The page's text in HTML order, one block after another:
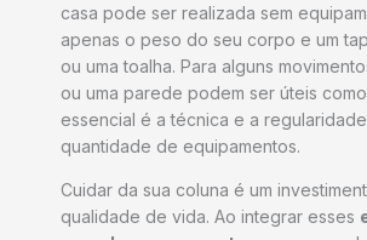
casa pode ser realizada sem
apenas o peso do seu corpo e um
ou uma toalha. Para alguns
ou uma parede podem ser úteis
essencial é a técnica e a
quantidade de equipamentos.
Cuidar da sua coluna é um
qualidade de vida. Ao integrar esses